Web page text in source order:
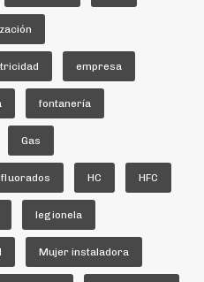
empresa
fontanería
Gas
HC HFC
legionela
Mujer instaladora